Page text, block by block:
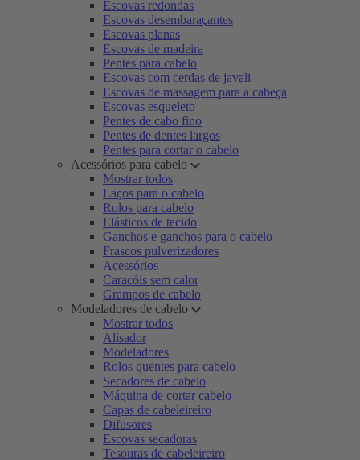
Escovas redondas
Escovas desembaraçantes
Escovas planas
Escovas de madeira
Pentes para cabelo
Escovas com cerdas de javali
Escovas de massagem para a cabeça
Escovas esqueleto
Pentes de cabo fino
Pentes de dentes largos
Pentes para cortar o cabelo
Acessórios para cabelo
Mostrar todos
Laços para o cabelo
Rolos para cabelo
Elásticos de tecido
Ganchos e ganchos para o cabelo
Frascos pulverizadores
Acessórios
Caracóis sem calor
Grampos de cabelo
Modeladores de cabelo
Mostrar todos
Alisador
Modeladores
Rolos quentes para cabelo
Secadores de cabelo
Máquina de cortar cabelo
Capas de cabeleireiro
Difusores
Escovas secadoras
Tesouras de cabeleireiro